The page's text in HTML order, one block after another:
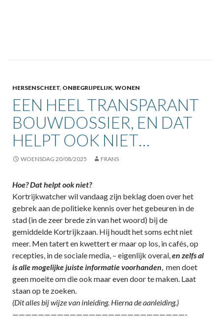
HERSENSCHEET, ONBEGRIJPELIJK, WONEN
EEN HEEL TRANSPARANT
BOUWDOSSIER, EN DAT
HELPT OOK NIET…
WOENSDAG 20/08/2025 FRANS
Hoe? Dat helpt ook niet?
Kortrijkwatcher wil vandaag zijn beklag doen over het
gebrek aan de politieke kennis over het gebeuren in de
stad (in de zeer brede zin van het woord) bij de
gemiddelde Kortrijkzaan. Hij houdt het soms echt niet
meer. Men tatert en kwettert er maar op los, in cafés, op
recepties, in de sociale media, – eigenlijk overal,en zelfs al
is alle mogelijke juiste informatie voorhanden, men doet
geen moeite om die ook maar even door te maken. Laat
staan op te zoeken.
(Dit alles bij wijze van inleiding. Hierna de aanleiding.)
———————————————————————————-